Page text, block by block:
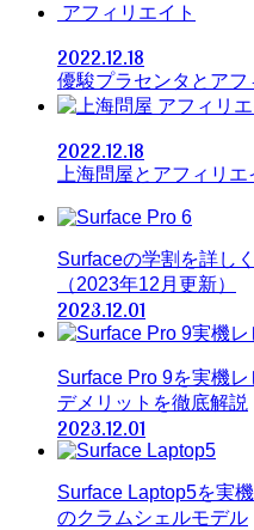
アフィリエイト
2022.12.18
優駿プラセンタとア
アフィリエ
2022.12.18
上海問屋とアフィリ
Surfaceの学割を詳し
（2023年12月更新）
2023.12.01
Surface Pro 9を実機
デメリットを徹底解説
2023.12.01
Surface Laptop5を実
のクラムシェルモデル